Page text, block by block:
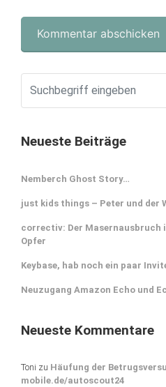
Neueste Beiträge
Nemberch Ghost Story…
just kids things – Peter und der
correctiv: Der Masernausbruch
Opfer
Keybase, hab noch ein paar
Neuzugang Amazon Echo und
Neueste Kommentare
Toni zu Häufung der
mobile.de/autoscout24